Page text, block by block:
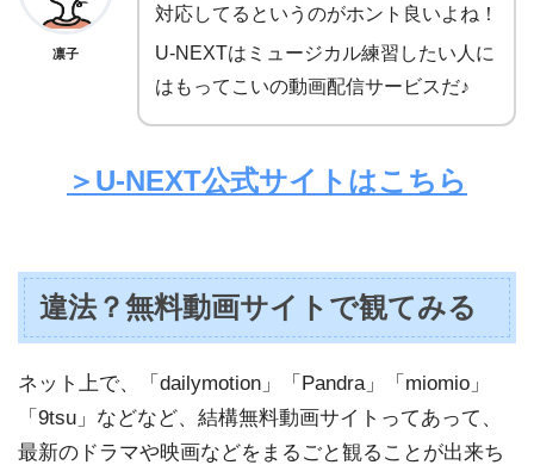
凛子
対応してるというのがホント良いよね！
U-NEXTはミュージカル練習したい人に
はもってこいの動画配信サービスだ♪
＞U-NEXT公式サイトはこちら
違法？無料動画サイトで観てみる
ネット上で、「dailymotion」「Pandra」「miomio」
「9tsu」などなど、結構無料動画サイトってあって、
最新のドラマや映画などをまるごと観ることが出来ち